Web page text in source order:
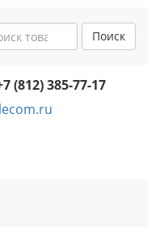
Поиск
(812) 385-77-17